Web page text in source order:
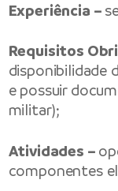
Experiência –
Requisitos
disponibilidade
e possuir
militar);
Atividades –
componentes